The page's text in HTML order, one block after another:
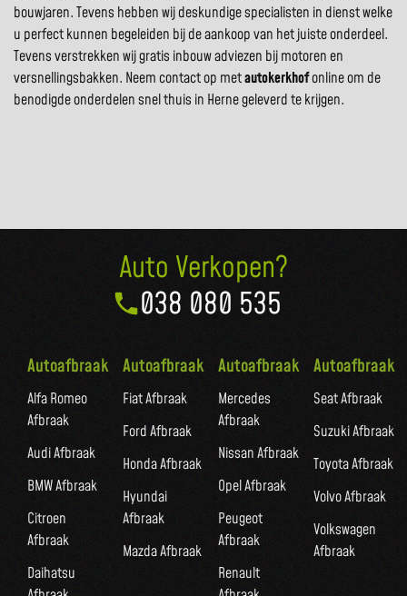
bouwjaren. Tevens hebben wij deskundige specialisten in dienst welke
u perfect kunnen begeleiden bij de aankoop van het juiste onderdeel.
Tevens verstrekken wij gratis inbouw adviezen bij motoren en
versnellingsbakken. Neem contact op metautokerkhofonline om de
benodigde onderdelen snel thuis in Herne geleverd te krijgen.
Auto Verkopen?
038 080 535
Autoafbraak
Alfa Romeo
Afbraak
Audi Afbraak
BMW Afbraak
Citroen
Afbraak
Daihatsu
Autoafbraak
Fiat Afbraak
Ford Afbraak
Honda Afbraak
Hyundai
Afbraak
Mazda Afbraak
Autoafbraak
Mercedes
Afbraak
Nissan Afbraak
Opel Afbraak
Peugeot
Afbraak
Renault
Autoafbraak
Seat Afbraak
Suzuki Afbraak
Toyota Afbraak
Volvo Afbraak
Volkswagen
Afbraak